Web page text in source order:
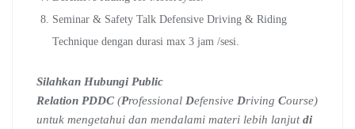
Seminar & Safety Talk Defensive Driving & Riding
Technique dengan durasi max 3 jam /sesi.
Silahkan Hubungi Public
Relation PDDC (Professional Defensive Driving Course)
untuk mengetahui dan mendalami materi lebih lanjutdi